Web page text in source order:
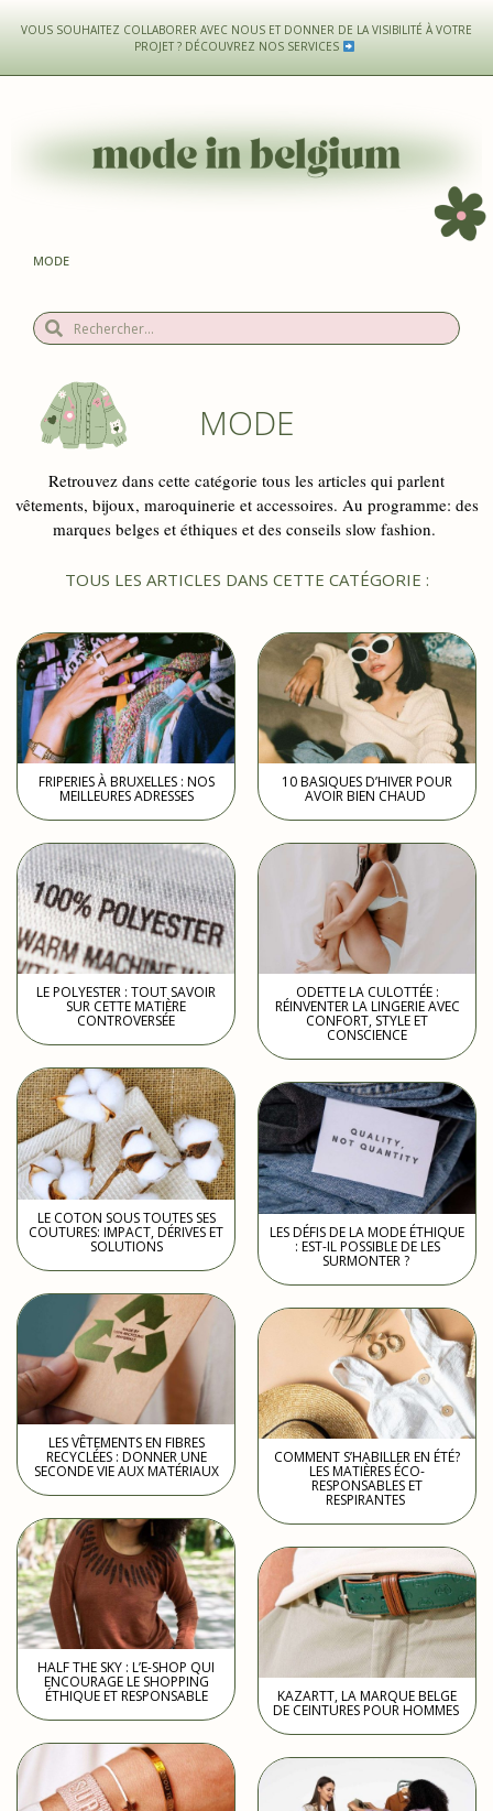
VOUS SOUHAITEZ COLLABORER AVEC NOUS ET DONNER DE LA VISIBILITÉ À VOTRE
PROJET ? DÉCOUVREZ NOS SERVICES
MODE
MODE
Retrouvez dans cette catégorie tous les articles qui parlent
vêtements, bijoux, maroquinerie et accessoires. Au programme: des
marques belges et éthiques et des conseils slow fashion.
TOUS LES ARTICLES DANS CETTE CATÉGORIE :
FRIPERIES À BRUXELLES : NOS
MEILLEURES ADRESSES
10 BASIQUES D’HIVER POUR
AVOIR BIEN CHAUD
LE POLYESTER : TOUT SAVOIR
SUR CETTE MATIÈRE
CONTROVERSÉE
ODETTE LA CULOTTÉE :
RÉINVENTER LA LINGERIE AVEC
CONFORT, STYLE ET
CONSCIENCE
LE COTON SOUS TOUTES SES
COUTURES: IMPACT, DÉRIVES ET
SOLUTIONS
LES DÉFIS DE LA MODE ÉTHIQUE
: EST-IL POSSIBLE DE LES
SURMONTER ?
LES VÊTEMENTS EN FIBRES
RECYCLÉES : DONNER UNE
SECONDE VIE AUX MATÉRIAUX
COMMENT S’HABILLER EN ÉTÉ?
LES MATIÈRES ÉCO-
RESPONSABLES ET
RESPIRANTES
HALF THE SKY : L’E-SHOP QUI
ENCOURAGE LE SHOPPING
ÉTHIQUE ET RESPONSABLE KAZARTT, LA MARQUE BELGE
DE CEINTURES POUR HOMMES